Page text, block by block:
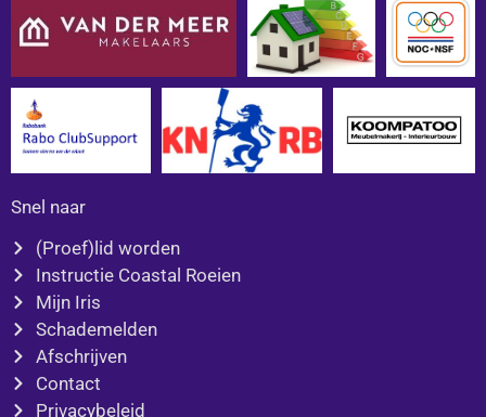
b
o
k
a
g
a
Snel naar
(Proef)lid worden
Instructie Coastal Roeien
Mijn Iris
Schademelden
Afschrijven
Contact
Privacybeleid